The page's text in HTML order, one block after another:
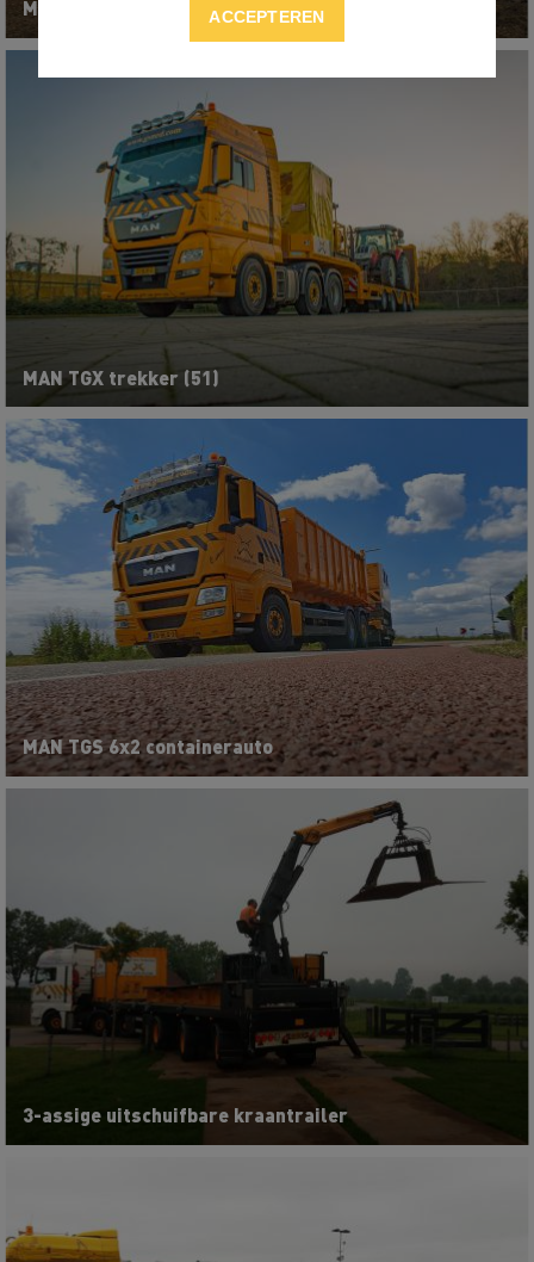
ACCEPTEREN
MAN TGX trekker (43)
MAN TGX trekker (51)
MAN TGS 6x2 containerauto
3-assige uitschuifbare kraantrailer